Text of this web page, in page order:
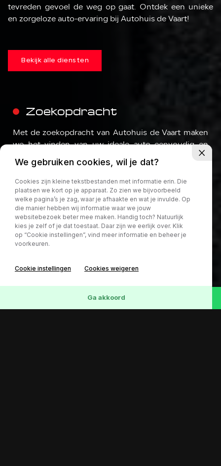
tevreden gevoel de weg op gaat. Ontdek een unieke
en zorgeloze auto-ervaring bij Autohuis de Vaart!
Bekijk alle diensten
Zoekopdracht
Met de zoekopdracht van Autohuis de Vaart maken
we het vinden van uw ideale auto eenvoudig en
Lees meer
We gebruiken cookies, wil je dat?
Cookies zijn kleine tekstbestanden met informatie erin. Die
plaatsen we kort op je apparaat. Zo zien we bijvoorbeeld
welke pagina’s je zag, waar je afhaakte en wat je invulde. Op
die manier hebben wij informatie waar we jouw
websitebezoek beter mee maken. Handig toch? Natuurlijk
kies je zelf of je dat toestaat. Daar zijn we eerlijk over. Klik
op “Cookie instellingen”, vind meer informatie en beheer je
voorkeuren.
Cookie instellingen Cookies weigeren
Ga akkoord